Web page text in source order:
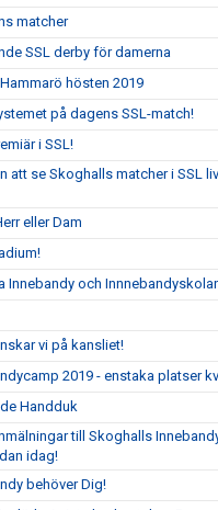
matcher
SSL derby för damerna
hösten 2019
på dagens SSL-match!
i SSL!
att se Skoghalls matcher i SSL
eller Dam
Innebandy och
vi på kansliet!
2019 - enstaka platser
Handduk
till Skoghalls
idag!
behöver Dig!